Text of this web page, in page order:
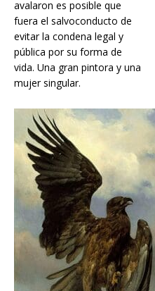
avalaron es posible que
fuera el salvoconducto de
evitar la condena legal y
pública por su forma de
vida. Una gran pintora y una
mujer singular.